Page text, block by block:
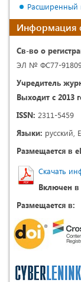
Расширенный
Информация
Св-во о
ЭЛ № ФС77-91809
Учредитель
Выходит с 2013
ISSN: 2311-5459
Языки: русский,
Размещается в
Скачать
Включен в
Размещается в: